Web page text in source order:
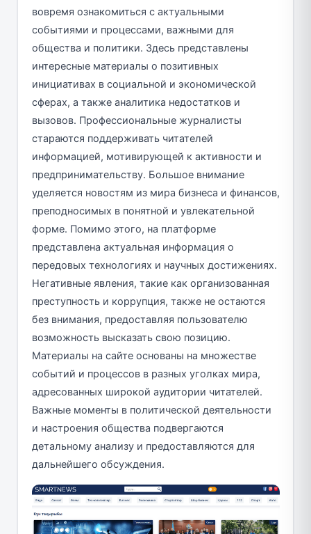
вовремя ознакомиться с актуальными
событиями и процессами, важными для
общества и политики. Здесь представлены
интересные материалы о позитивных
инициативах в социальной и экономической
сферах, а также аналитика недостатков и
вызовов. Профессиональные журналисты
стараются поддерживать читателей
информацией, мотивирующей к активности и
предпринимательству. Большое внимание
уделяется новостям из мира бизнеса и финансов,
преподносимых в понятной и увлекательной
форме. Помимо этого, на платформе
представлена актуальная информация о
передовых технологиях и научных достижениях.
Негативные явления, такие как организованная
преступность и коррупция, также не остаются
без внимания, предоставляя пользователю
возможность высказать свою позицию.
Материалы на сайте основаны на множестве
событий и процессов в разных уголках мира,
адресованных широкой аудитории читателей.
Важные моменты в политической деятельности
и настроения общества подвергаются
детальному анализу и предоставляются для
дальнейшего обсуждения.